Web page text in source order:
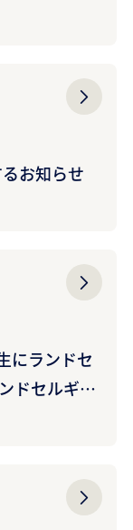
お知らせ
にランドセ
ドセルギフ